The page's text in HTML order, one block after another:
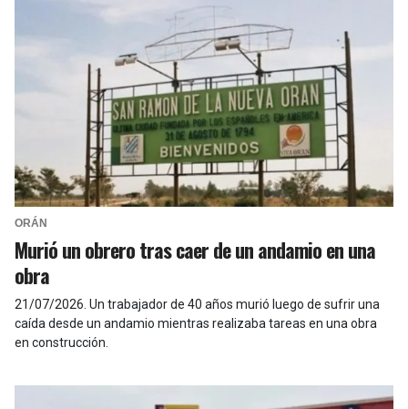
ORÁN
Murió un obrero tras caer de un andamio en una
obra
21/07/2026 Un trabajador de 40 años murió luego de sufrir una
caída desde un andamio mientras realizaba tareas en una obra
en construcción.